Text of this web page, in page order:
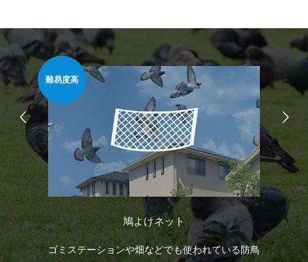
難易度高
鳩よけネット
ゴミステーションや畑などでも使われている防鳥